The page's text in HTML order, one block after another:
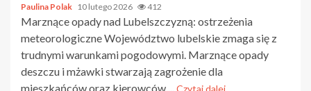
Paulina Polak 10 lutego 2026 412
Marznące opady nad Lubelszczyzną: ostrzeżenia
meteorologiczne Województwo lubelskie zmaga się z
trudnymi warunkami pogodowymi. Marznące opady
deszczu i mżawki stwarzają zagrożenie dla
mieszkańców oraz kierowców....Czytaj dalej